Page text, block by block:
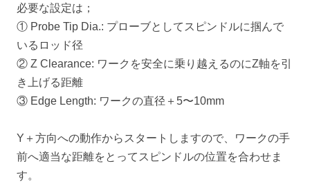
必要な設定は；
① Probe Tip Dia.: プローブとしてスピンドルに掴んで
いるロッド径
② Z Clearance: ワークを安全に乗り越えるのにZ軸を引
き上げる距離
③ Edge Length: ワークの直径＋5〜10mm
Y＋方向への動作からスタートしますので、ワークの手
前へ適当な距離をとってスピンドルの位置を合わせま
す。